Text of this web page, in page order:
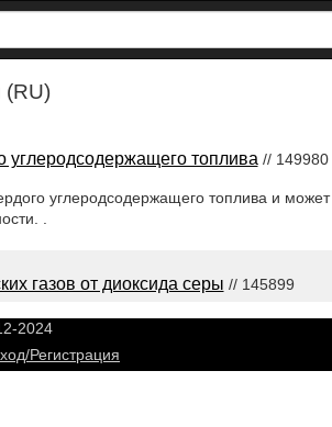
(RU)
углеродсодержащего топлива // 149980
углеродсодержащего топлива и может
.
газов от диоксида серы // 145899
2024
Регистрация